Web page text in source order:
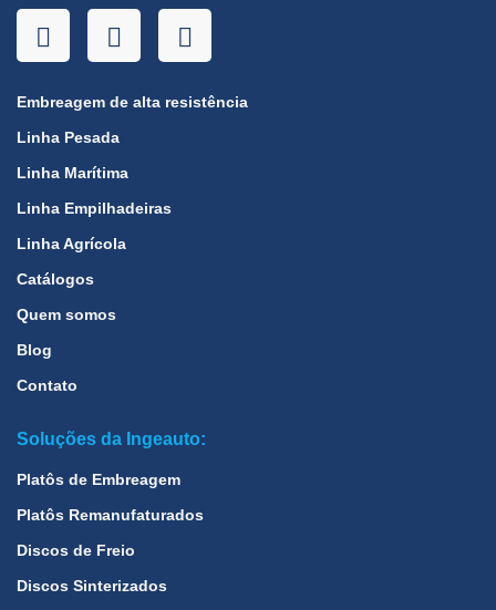
Embreagem de alta resistência
Linha Pesada
Linha Marítima
Linha Empilhadeiras
Linha Agrícola
Catálogos
Quem somos
Blog
Contato
Soluções da Ingeauto:
Platôs de Embreagem
Platôs Remanufaturados
Discos de Freio
Discos Sinterizados